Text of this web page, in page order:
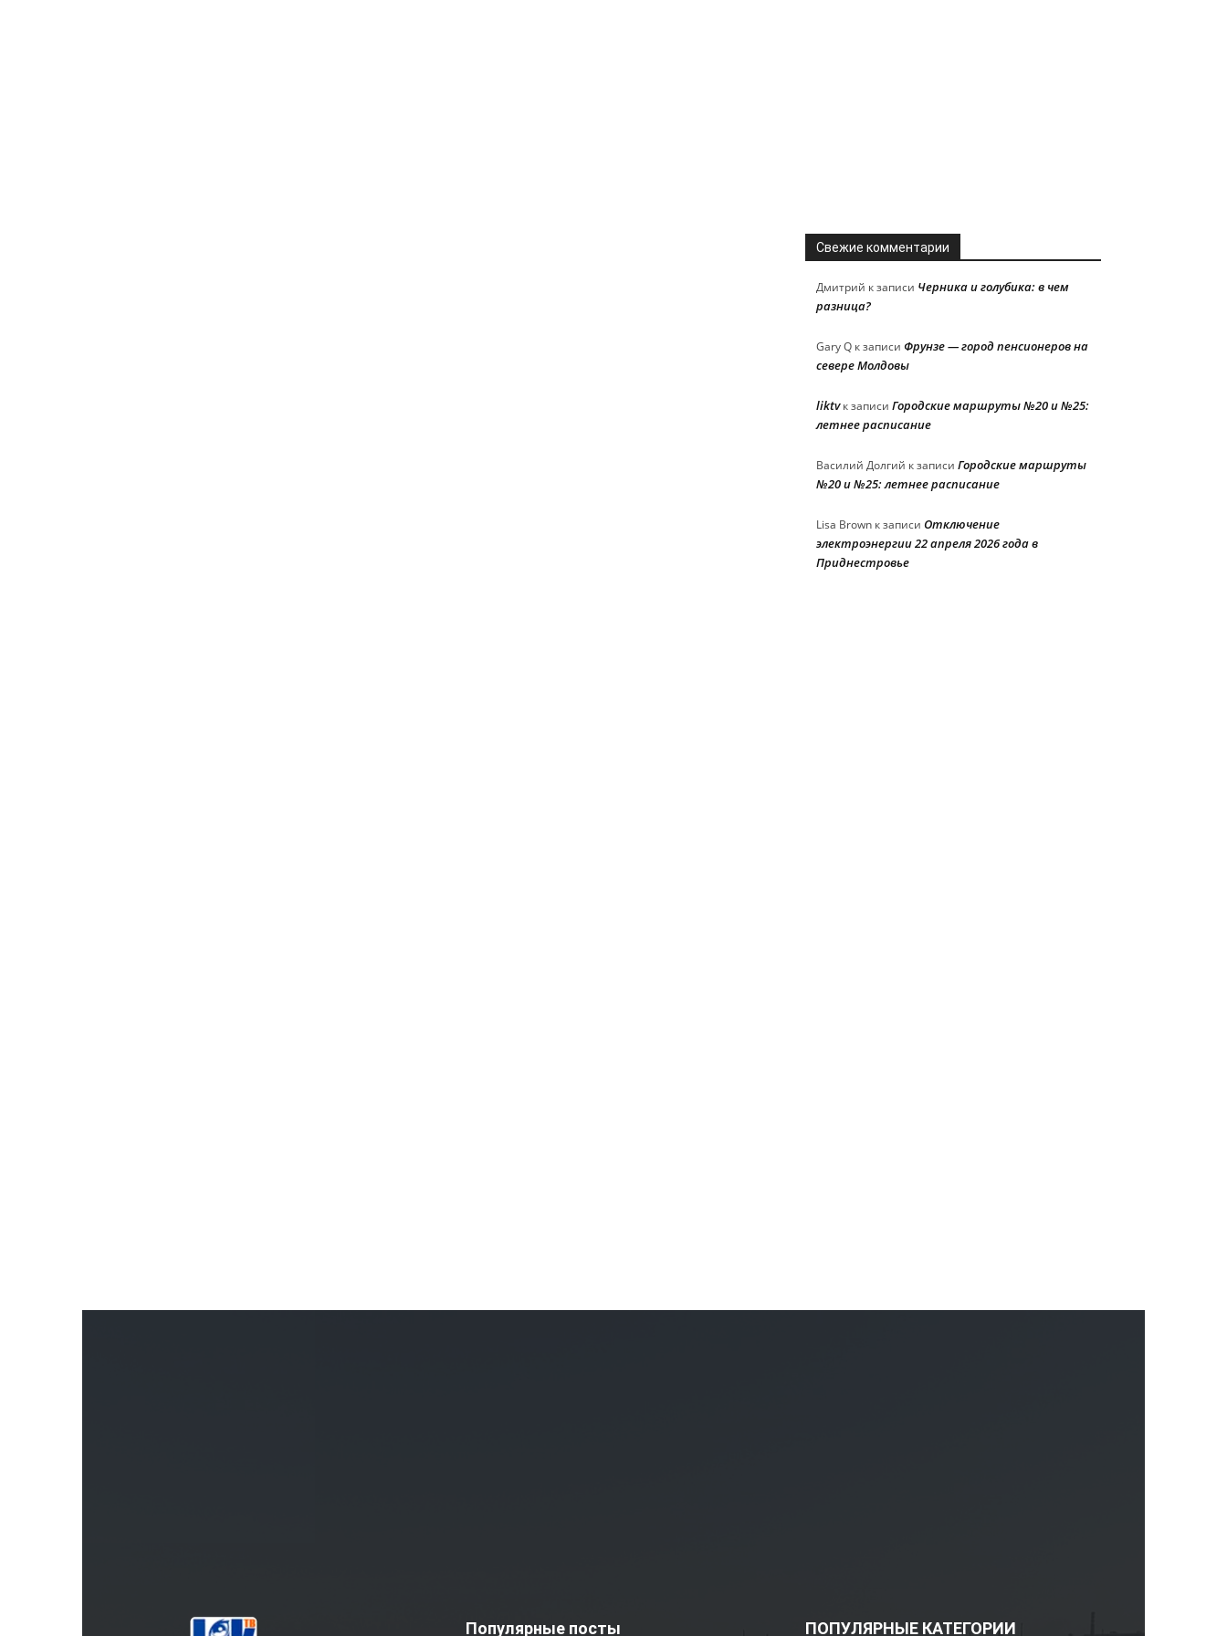
Свежие комментарии
Дмитрий к записи Черника и голубика: в чем
разница?
Gary Q к записи Фрунзе — город пенсионеров на
севере Молдовы
liktvк записи Городские маршруты №20 и №25:
летнее расписание
Василий Долгий к записи Городские маршруты
№20 и №25: летнее расписание
Lisa Brown к записи Отключение
электроэнергии 22 апреля 2026 года в
Приднестровье
Популярные посты ПОПУЛЯРНЫЕ КАТЕГОРИИ